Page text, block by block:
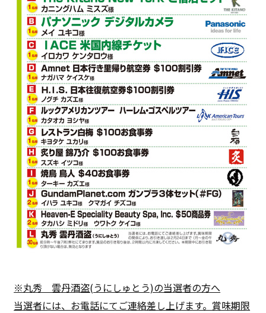
※丸秀 雲丹酒盗(うにしゅとう)の当選者の方へ
当選者には、お電話にてご連絡差し上げます。賞味期限